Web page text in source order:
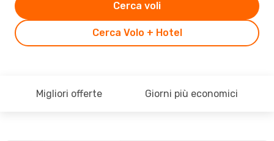
Cerca Volo + Hotel
Cerca voli
Migliori offerte Giorni più economici